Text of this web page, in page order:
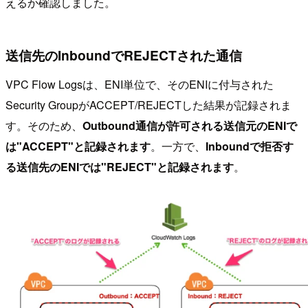
送信先のInboundでREJECTされた通信
VPC Flow Logsは、ENI単位で、そのENIに付与された
Security GroupがACCEPT/REJECTした結果が記録されま
す。そのため、 Outbound通信が許可される送信元のENIで
は"ACCEPT"と記録されます。一方で、 Inboundで拒否す
る送信先のENIでは"REJECT"と記録されます。